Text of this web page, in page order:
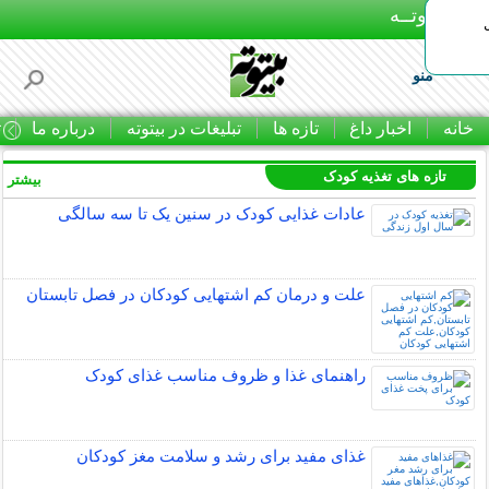
بـیتوتــه
منو
خانه اخبار داغ تازه ها تبلیغات در بیتوته درباره ما
تازه های تغذیه کودک
عادات غذایی کودک در سنین یک تا سه سالگی
علت و درمان کم اشتهایی کودکان در فصل تابستان
راهنمای غذا و ظروف مناسب غذای کودک
غذای مفید برای رشد و سلامت مغز کودکان
بیشتر